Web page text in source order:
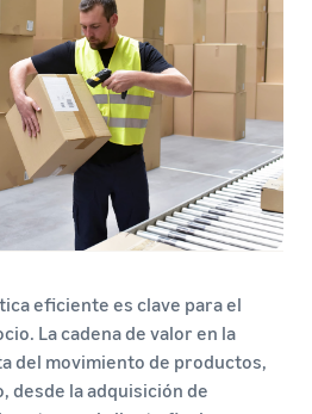
eficiente es clave para el
La cadena de valor en la
del movimiento de productos,
desde la adquisición de